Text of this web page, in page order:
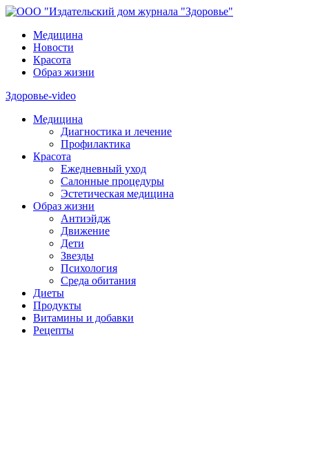
Медицина
Новости
Красота
Образ жизни
Здоровье-video
Медицина
Диагностика и лечение
Профилактика
Красота
Ежедневный уход
Салонные процедуры
Эстетическая медицина
Образ жизни
Антиэйдж
Движение
Дети
Звезды
Психология
Среда обитания
Диеты
Продукты
Витамины и добавки
Рецепты